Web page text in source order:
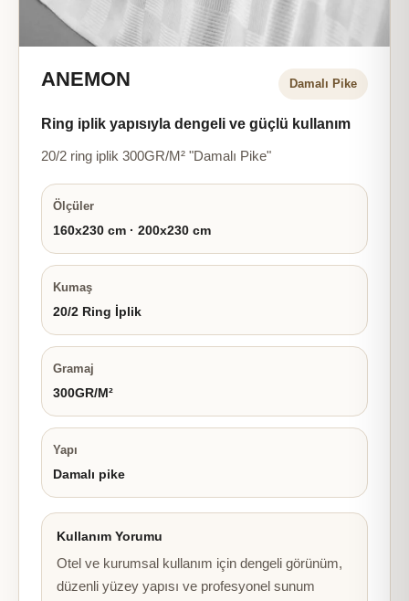
ANEMON Damalı Pike
Ring iplik yapısıyla dengeli ve güçlü kullanım
20/2 ring iplik 300GR/M² "Damalı Pike"
Ölçüler
160x230 cm · 200x230 cm
Kumaş
20/2 Ring İplik
Gramaj
300GR/M²
Yapı
Damalı pike
Kullanım Yorumu
Otel ve kurumsal kullanım için dengeli görünüm,
düzenli yüzey yapısı ve profesyonel sunum